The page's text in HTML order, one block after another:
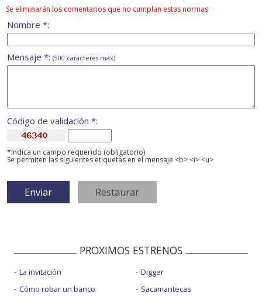
Se eliminarán los comentarios que no cumplan estas normas
Nombre *:
Mensaje *: (500 caracteres máx)
Código de validación *:
*Indica un campo requerido (obligatorio)
Se permiten las siguientes etiquetas en el mensaje <b> <i> <u>
PROXIMOS ESTRENOS
La invitación
Cómo robar un banco
Digger
Sacamantecas